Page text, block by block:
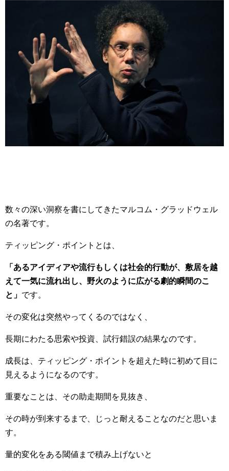
数々の深い洞察を書にしてきたマルコム・グラッドウェル
の名著です。
ティッピング・ポイントとは、
「あるアイディアや流行もしくは社会的行動が、敷居を越
えて一気に流れ出し、野火のように広がる劇的瞬間のこ
と」 です。
その変化は突然やってくるのではなく、
長期にわたる思索や投資、試行錯誤の結果なのです。
成長は、ティッピング・ポイントを超えた時に初めて目に
見えるようになるのです。
重要なことは、その助走期間を見抜き、
その時が到来するまで、じっと耐えることなのだと思いま
す。
量的変化をある閾値まで積み上げないと